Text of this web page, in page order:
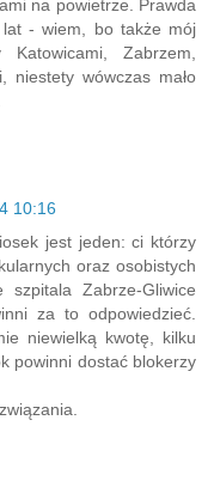
na powietrze. Prawda
- wiem, bo także mój
Katowicami, Zabrzem,
niestety wówczas mało
10:16
jest jeden: ci którzy
oraz osobistych
szpitala Zabrze-Gliwice
za to odpowiedzieć.
niewielką kwotę, kilku
powinni dostać blokerzy